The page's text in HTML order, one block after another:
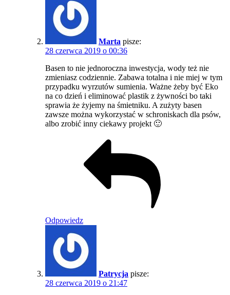
Marta pisze:
28 czerwca 2019 o 00:36
Basen to nie jednoroczna inwestycja, wody też nie
zmieniasz codziennie. Zabawa totalna i nie miej w tym
przypadku wyrzutów sumienia. Ważne żeby być Eko
na co dzień i eliminować plastik z żywności bo taki
sprawia że żyjemy na śmietniku. A zużyty basen
zawsze można wykorzystać w schroniskach dla psów,
albo zrobić inny ciekawy projekt 🙂
Odpowiedz
Patrycja pisze:
28 czerwca 2019 o 21:47